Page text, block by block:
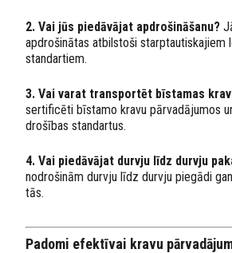
2. Vai jūs piedāvājat apdrošināšanu?
apdrošinātas atbilstoši starptautiskajiem
standartiem.
3. Vai varat transportēt bīstamas
sertificēti bīstamo kravu pārvadājumos
drošības standartus.
4. Vai piedāvājat durvju līdz durvju
nodrošinām durvju līdz durvju piegādi
tās.
Padomi efektīvai kravu